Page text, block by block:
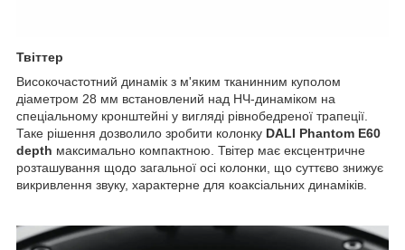
Твіттер
Високочастотний динамік з м'яким тканинним куполом
діаметром 28 мм встановлений над НЧ-динаміком на
спеціальному кронштейні у вигляді рівнобедреної трапеції.
Таке рішення дозволило зробити колонку DALI Phantom E60
depth максимально компактною. Твітер має ексцентричне
розташування щодо загальної осі колонки, що суттєво знижує
викривлення звуку, характерне для коаксіальних динаміків.